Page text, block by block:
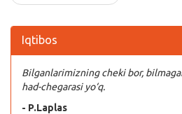
Iqtibos
Bilganlarimizning cheki bor,
had-chegarasi yo‘q.
- P.Laplas